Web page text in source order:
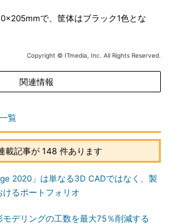
で、筐体はブラック1色とな
Copyright © ITmedia, Inc. All Rights Reserved.
関連情報
覧
載記事が 148 件あります
2020」は単なる3D CADではなく、製
けるポートフォリオ
モデリングの工数を最大75％削減する